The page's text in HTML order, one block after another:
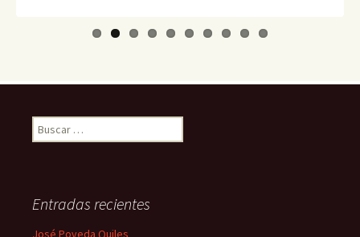
Buscar:
Entradas recientes
José Poveda Quiles